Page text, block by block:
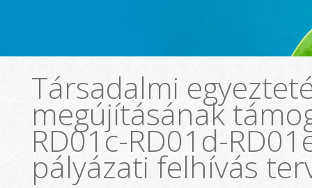
Társadalmi
megújításának
RD01c-RD01d-
pályázati felhívás